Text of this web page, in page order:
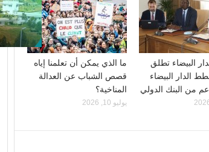
البيضاء تطلق
الدار البيضاء
من البنك الدولي
ما الذي يمكن أن تعلمنا إياه
قصص الشباب عن العدالة
المناخية؟
يوليو 10, 2026